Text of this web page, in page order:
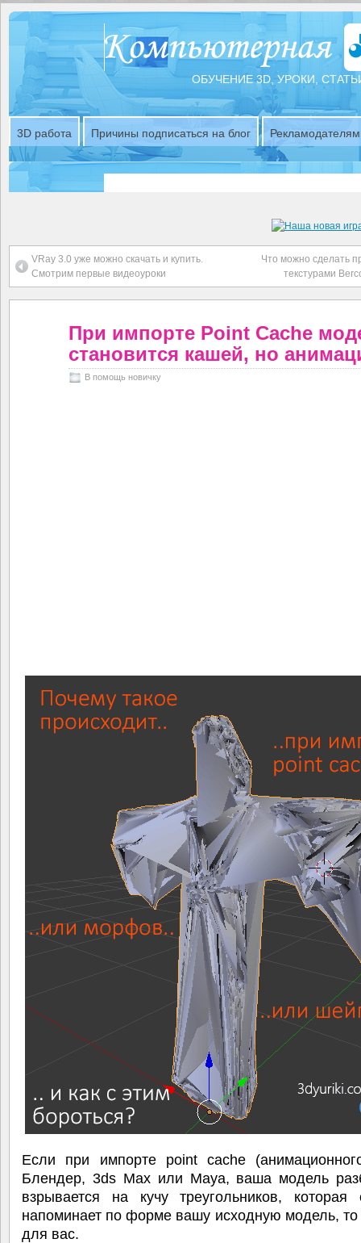
ОБУЧЕНИЕ 3D, УРОКИ,
3D работа Причины подписаться на блог Рекламодателям
VRay 3.0 уже можно скачать и купить.
Смотрим первые видеоуроки
Что можно сделать
текстурами
При импорте Point Cache
становится кашей, но
В помощь новичку
Если при импорте point cache
Блендер, 3ds Max или Maya, ваша модель
взрывается на кучу треугольников, которая
напоминает по форме вашу исходную модель, то
для вас.